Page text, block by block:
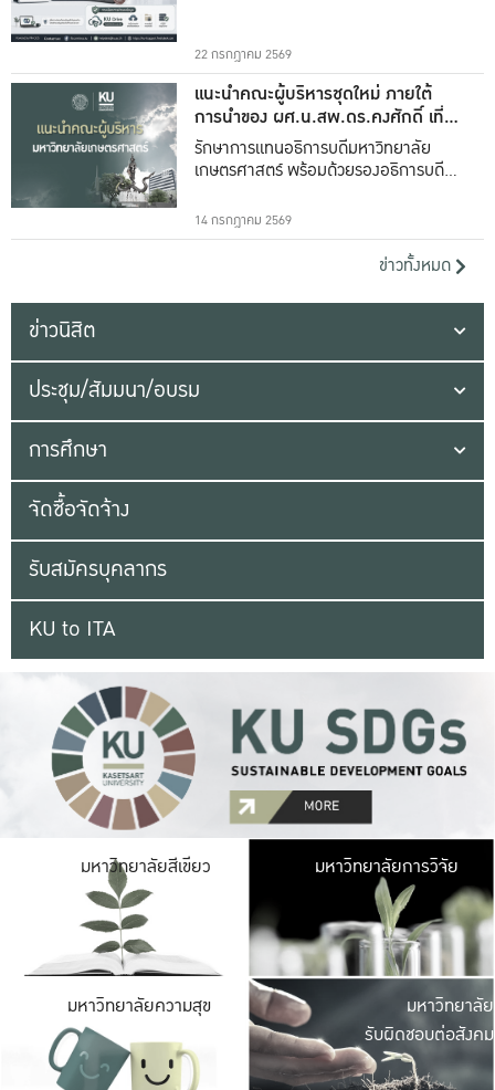
22 กรกฎาคม 2569
แนะนำคณะผู้บริหารชุดใหม่ ภายใต้
การนำของ ผศ.น.สพ.ดร.คงศักดิ์ เที่ยง
ธรรม
รักษาการแทนอธิการบดีมหาวิทยาลัย
เกษตรศาสตร์ พร้อมด้วยรองอธิการบดีทั้ง
14 กรกฎาคม 2569
ข่าวทั้งหมด
ข่าวนิสิต
ประชุม/สัมมนา/อบรม
การศึกษา
จัดซื้อจัดจ้าง
รับสมัครบุคลากร
KU to ITA
มหาวิทยาลัยสีเขียว มหาวิ
มีพื้นที่เขียวสดใส
เป็นป่าในเมือง เกษต
มหาวิทยาลัยการวิจัย
มหาวิทยาลัยความสุข มหาวิ
ค
เปิดประ
และพบเรื่องราวใ
มหาวิทยาลัย
รับผิดชอบต่อสังคม